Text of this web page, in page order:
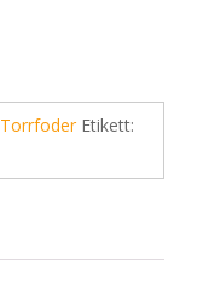
Torrfoder Etikett: